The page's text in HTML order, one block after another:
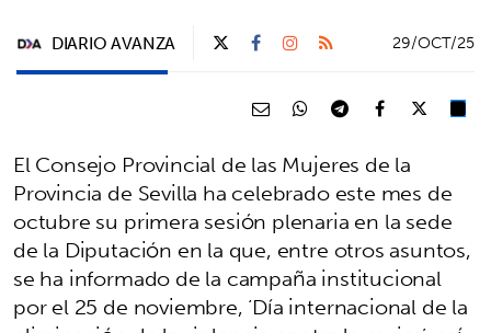
DIARIO AVANZA 29/OCT/25
El Consejo Provincial de las Mujeres de la
Provincia de Sevilla ha celebrado este mes de
octubre su primera sesión plenaria en la sede
de la Diputación en la que, entre otros asuntos,
se ha informado de la campaña institucional
por el 25 de noviembre, ‘Día internacional de la